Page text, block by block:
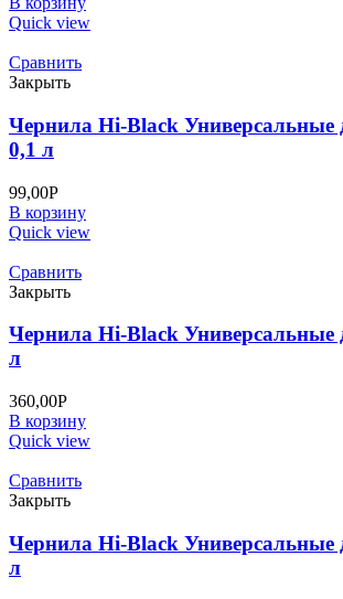
Quick view
Сравнить
Закрыть
Чернила Hi-Black Универсальные
0,1 л
99,00Р
В корзину
Quick view
Сравнить
Закрыть
Чернила Hi-Black Универсальные
л
360,00Р
В корзину
Quick view
Сравнить
Закрыть
Чернила Hi-Black Универсальные
л